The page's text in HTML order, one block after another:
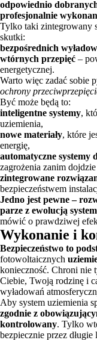
odpowiednio
profesjonalnie
Tylko taki zintegrowany
skutki:
bezpośrednich
wtórnych przepięć –
energetycznej.
Warto więc zadać sobie
ochrony
Być może będą to:
inteligentne systemy,
uziemienia,
nowe materiały, które
energię,
automatyczne systemy
zagrożenia zanim
zintegrowane
bezpieczeństwem
Jedno jest pewne –
parze z ewolucją
mówić o prawdziwej
Wykonanie i
Bezpieczeństwo to
fotowoltaicznych
konieczność. Chroni nie
Ciebie, Twoją rodzinę i
wyładowań
Aby system uziemienia
zgodnie z
kontrolowany. Tylko
bezpiecznie przez długie